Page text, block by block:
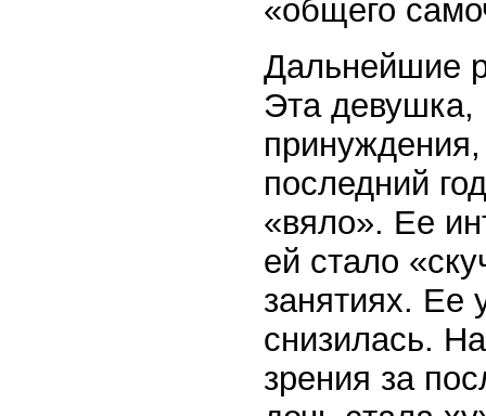
«общего
Дальнейшие
Эта девушка,
последний
«вяло». Ее
ей стало
занятиях. Ее
снизилась.
зрения за